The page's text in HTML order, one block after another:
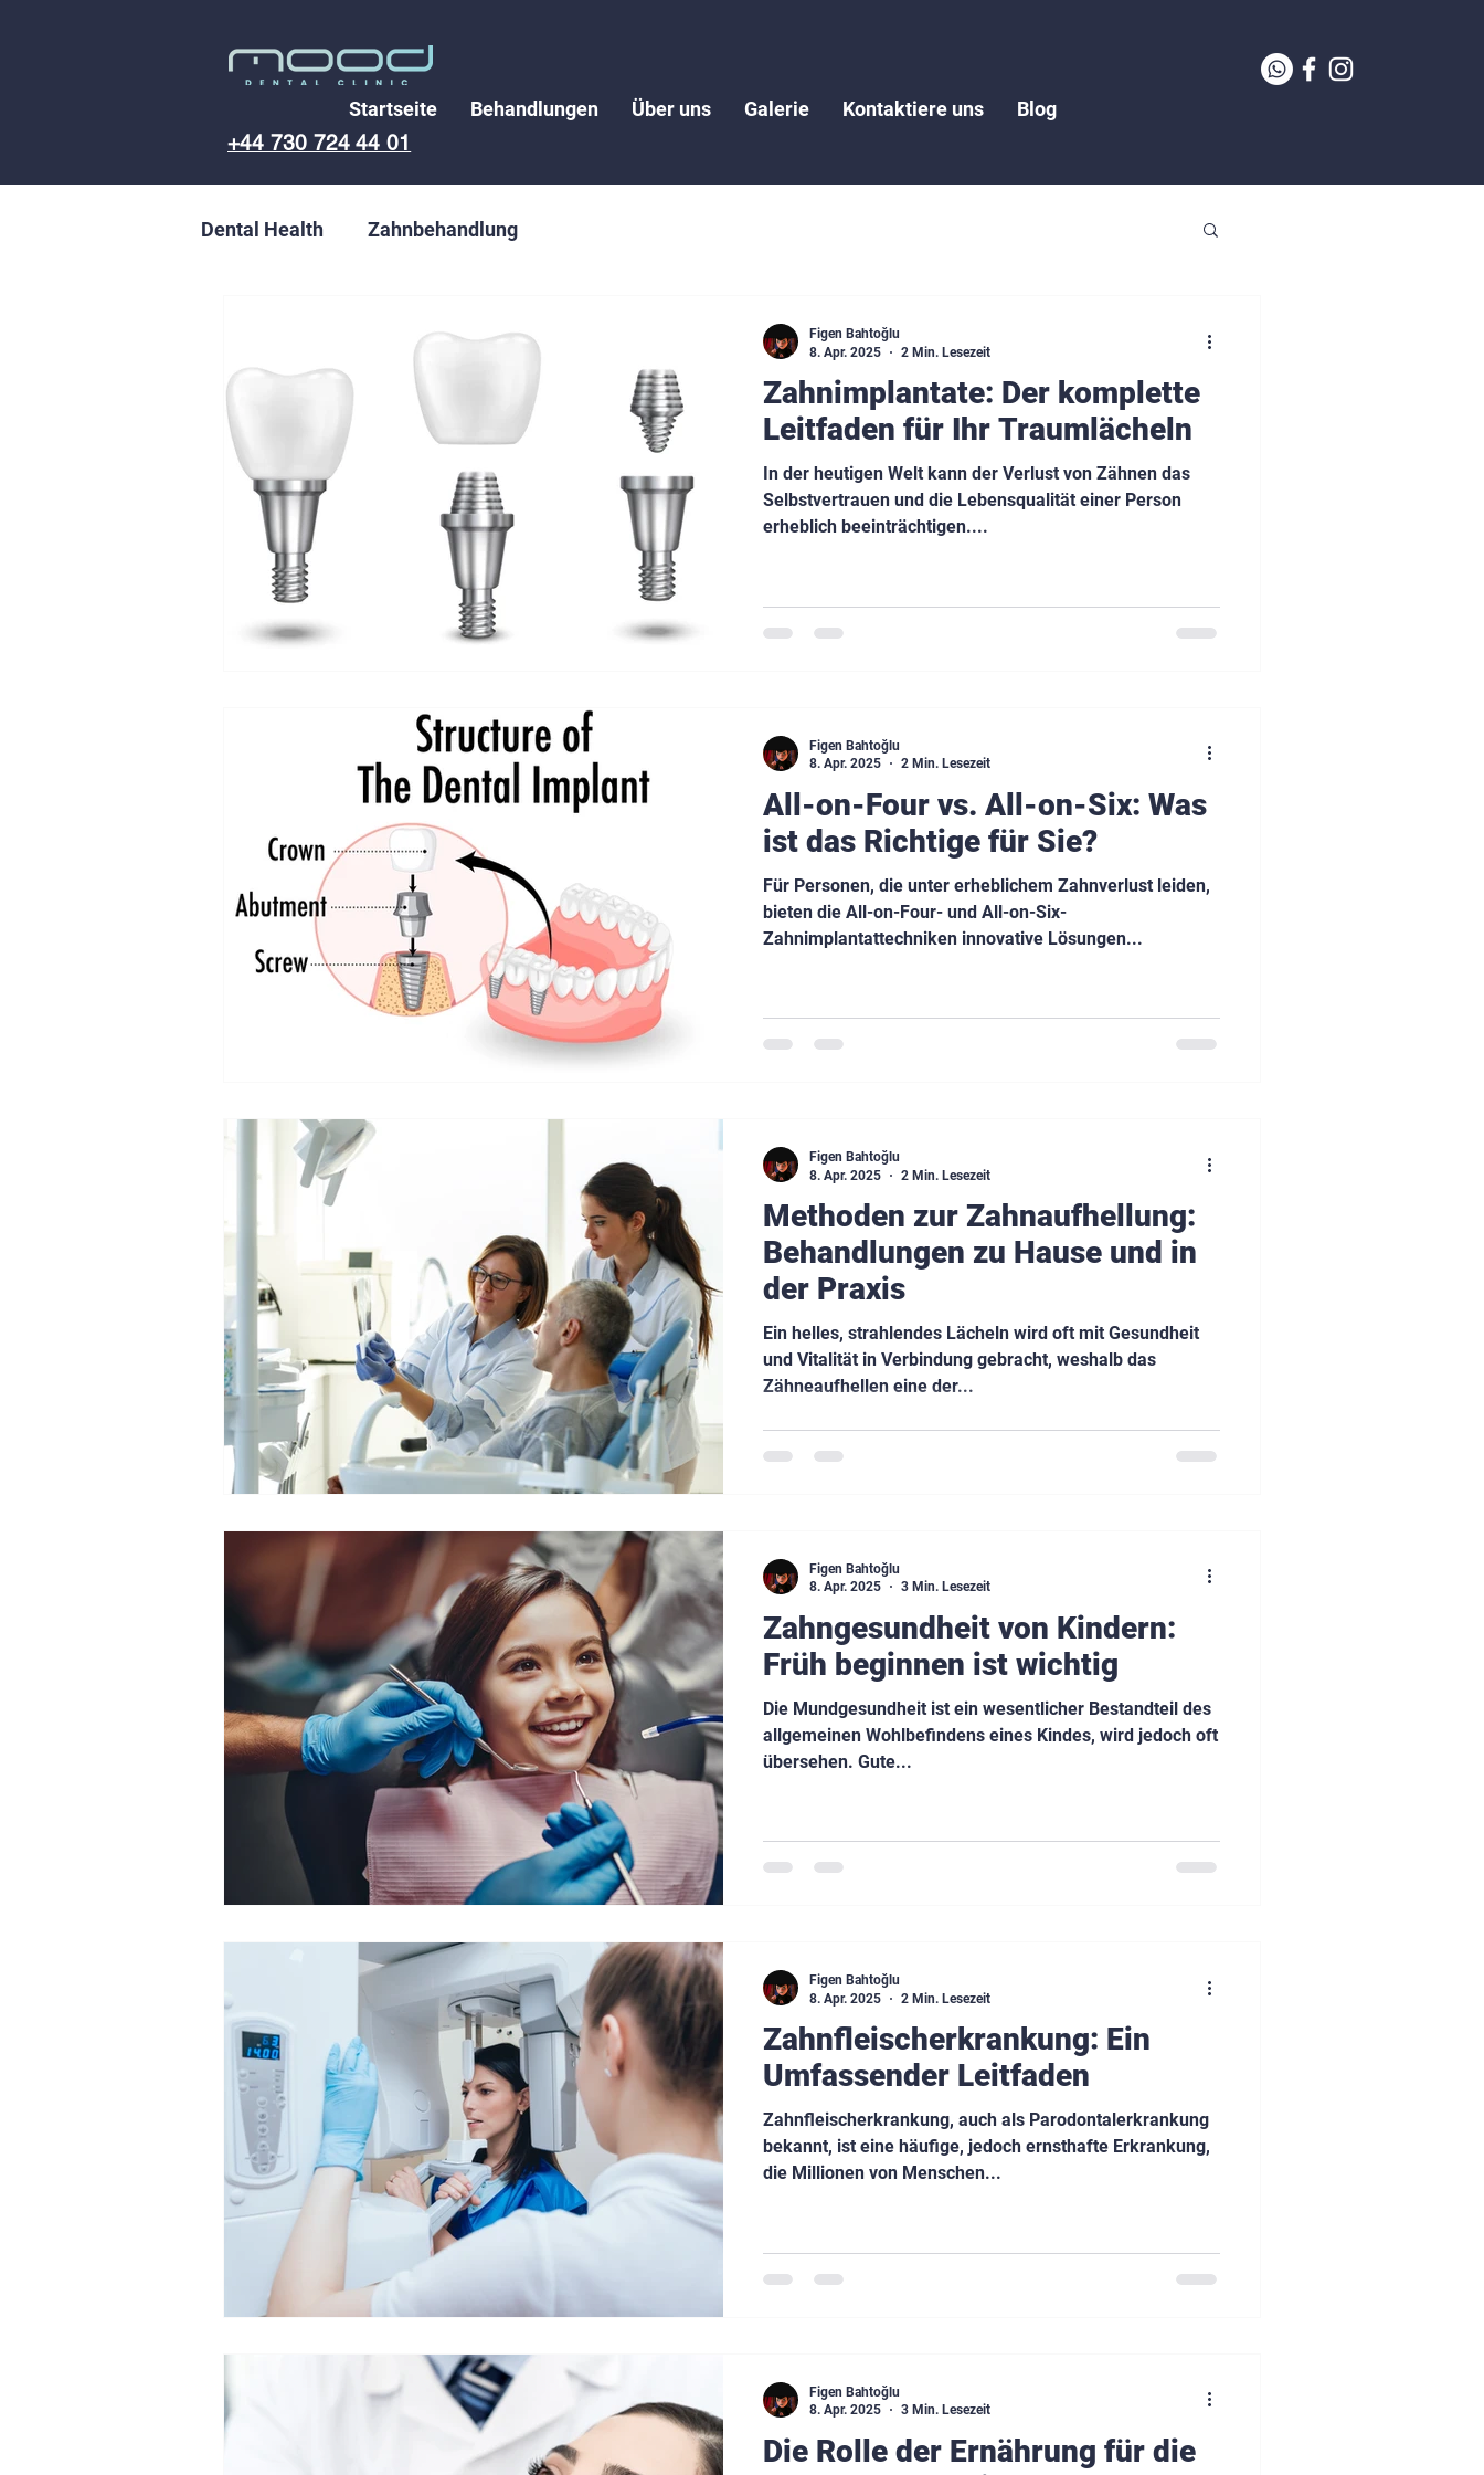
+44 730 724 44 01
Startseite Behandlungen Über uns Galerie Kontaktiere uns Blog
Dental Health Zahnbehandlung
Zahnimplantate: Der komplette
Leitfaden für Ihr Traumlächeln
In der heutigen Welt kann der Verlust von Zähnen das
Selbstvertrauen und die Lebensqualität einer Person
erheblich beeinträchtigen....
Figen Bahtoğlu
8. Apr. 2025
2 Min. Lesezeit
All-on-Four vs. All-on-Six: Was
ist das Richtige für Sie?
Für Personen, die unter erheblichem Zahnverlust leiden,
bieten die All-on-Four- und All-on-Six-
Zahnimplantattechniken innovative Lösungen...
Figen Bahtoğlu
8. Apr. 2025
2 Min. Lesezeit
Methoden zur Zahnaufhellung:
Behandlungen zu Hause und in
der Praxis
Ein helles, strahlendes Lächeln wird oft mit Gesundheit
und Vitalität in Verbindung gebracht, weshalb das
Zähneaufhellen eine der...
Figen Bahtoğlu
8. Apr. 2025
2 Min. Lesezeit
Zahngesundheit von Kindern:
Früh beginnen ist wichtig
Die Mundgesundheit ist ein wesentlicher Bestandteil des
allgemeinen Wohlbefindens eines Kindes, wird jedoch oft
übersehen. Gute...
Figen Bahtoğlu
8. Apr. 2025
3 Min. Lesezeit
Zahnfleischerkrankung: Ein
Umfassender Leitfaden
Zahnfleischerkrankung, auch als Parodontalerkrankung
bekannt, ist eine häufige, jedoch ernsthafte Erkrankung,
die Millionen von Menschen...
Figen Bahtoğlu
8. Apr. 2025
2 Min. Lesezeit
Die Rolle der Ernährung für die
Figen Bahtoğlu
8. Apr. 2025
3 Min. Lesezeit